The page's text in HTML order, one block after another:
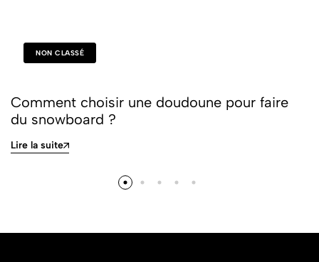
NON CLASSÉ
Comment choisir une doudoune pour faire
du snowboard ?
Lire la suite